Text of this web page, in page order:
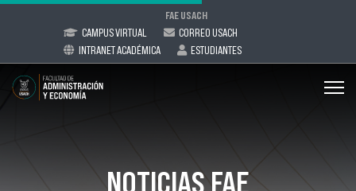
FAE USACH
CAMPUS VIRTUAL
CORREO USACH
INTRANET ACADÉMICA
ESTUDIANTES
NOTICIAS FAE